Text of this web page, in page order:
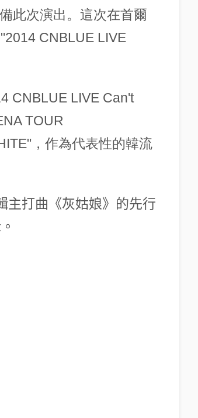
此次演出。這次在首爾
CNBLUE LIVE
CNBLUE LIVE Can't
TOUR
，作為代表性的韓流
主打曲《灰姑娘》的先行